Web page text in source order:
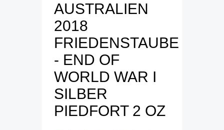
AUSTRALIEN
2018
FRIEDENSTAUBE
- END OF
WORLD WAR I
SILBER
PIEDFORT 2 OZ